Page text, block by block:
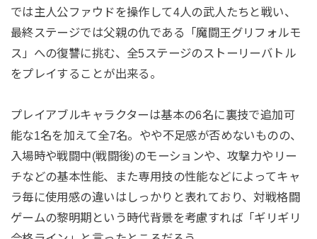
では主人公ファウドを操作して4人の武人たちと戦い、
最終ステージでは父親の仇である「魔闘王グリフォルモ
ス」への復讐に挑む、全5ステージのストーリーバトル
をプレイすることが出来る。
プレイアブルキャラクターは基本の6名に裏技で追加可
能な1名を加えて全7名。やや不足感が否めないものの、
入場時や戦闘中(戦闘後)のモーションや、攻撃力やリー
チなどの基本性能、また専用技の性能などによってキャ
ラ毎に使用感の違いはしっかりと表れており、対戦格闘
ゲームの黎明期という時代背景を考慮すれば「ギリギリ